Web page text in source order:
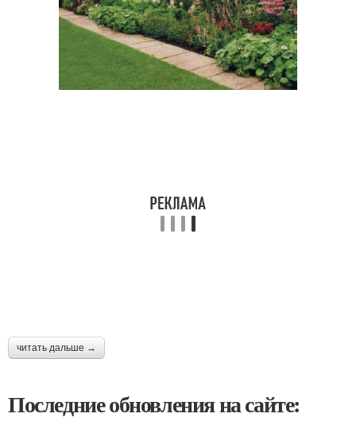
читать дальше →
Последние обновления на сайте: